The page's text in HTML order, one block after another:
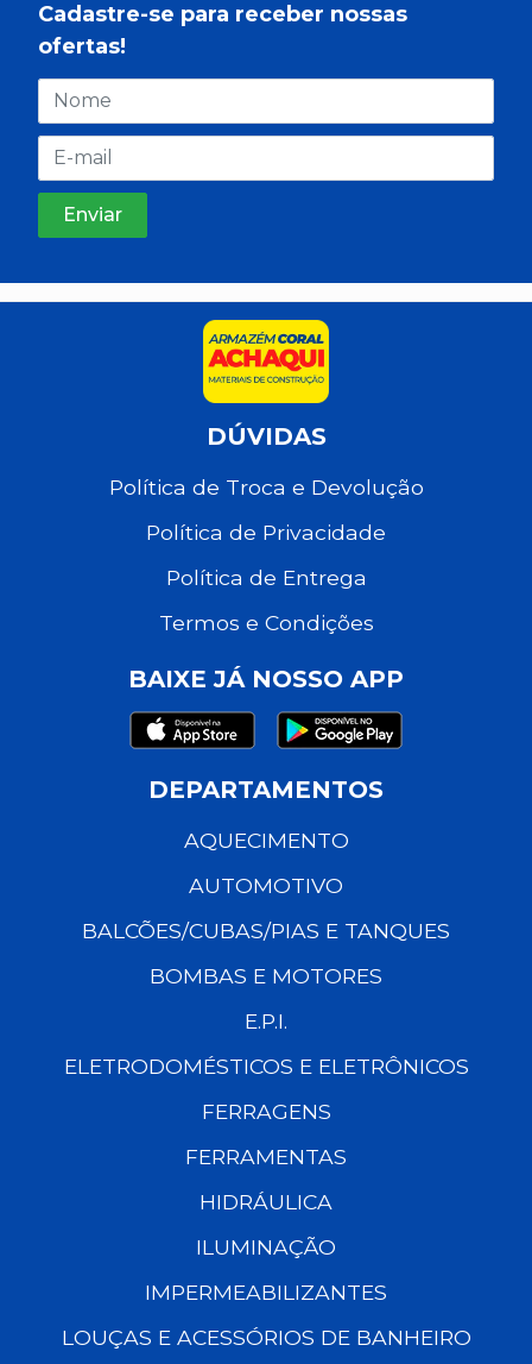
Cadastre-se para receber nossas
ofertas!
DÚVIDAS
Política de Troca e Devolução
Política de Privacidade
Política de Entrega
Termos e Condições
BAIXE JÁ NOSSO APP
DEPARTAMENTOS
AQUECIMENTO
AUTOMOTIVO
BALCÕES/CUBAS/PIAS E TANQUES
BOMBAS E MOTORES
E.P.I.
ELETRODOMÉSTICOS E ELETRÔNICOS
FERRAGENS
FERRAMENTAS
HIDRÁULICA
ILUMINAÇÃO
IMPERMEABILIZANTES
LOUÇAS E ACESSÓRIOS DE BANHEIRO